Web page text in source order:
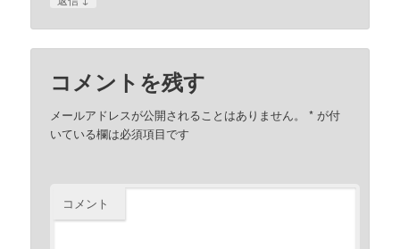
コメントを残す
メールアドレスが公開されることはありません。 * が付
いている欄は必須項目です
コメント